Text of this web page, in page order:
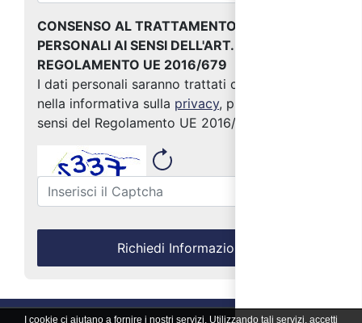
CONSENSO AL TRATTAMENTO DEI DATI
PERSONALI AI SENSI DELL'ART. 13 DEL
REGOLAMENTO UE 2016/679
I dati personali saranno trattati come indicato
nella informativa sulla privacy, predisposta ai
sensi del Regolamento UE 2016/679
Richiedi Informazioni
I cookie ci aiutano a fornire i nostri servizi. Utilizzando tali servizi, accetti